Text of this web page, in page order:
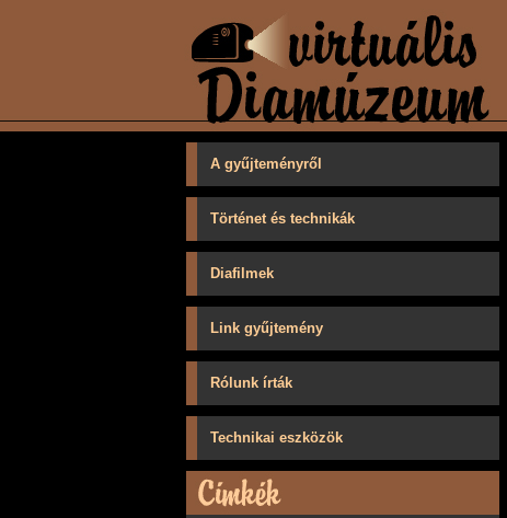
A gyűjteményről
Történet és technikák
Diafilmek
Link gyűjtemény
Rólunk írták
Technikai eszközök